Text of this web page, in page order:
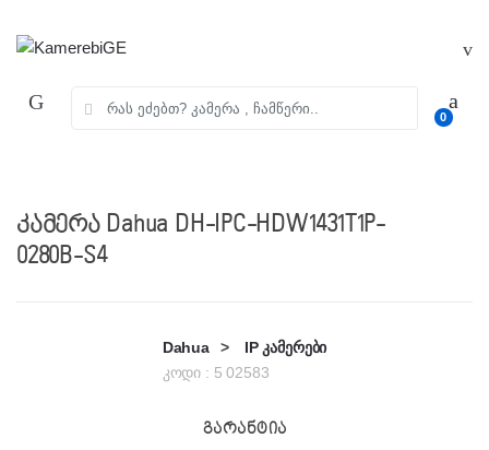
0
კამერა Dahua DH-IPC-HDW1431T1P-
0280B-S4
Dahua >
IP კამერები
კოდი : 5 02583